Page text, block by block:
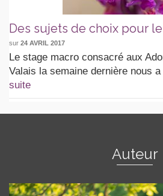
Des sujets de choix pour
sur 24 AVRIL 2017
Le stage macro consacré aux
Valais la semaine dernière nous
suite
Auteur